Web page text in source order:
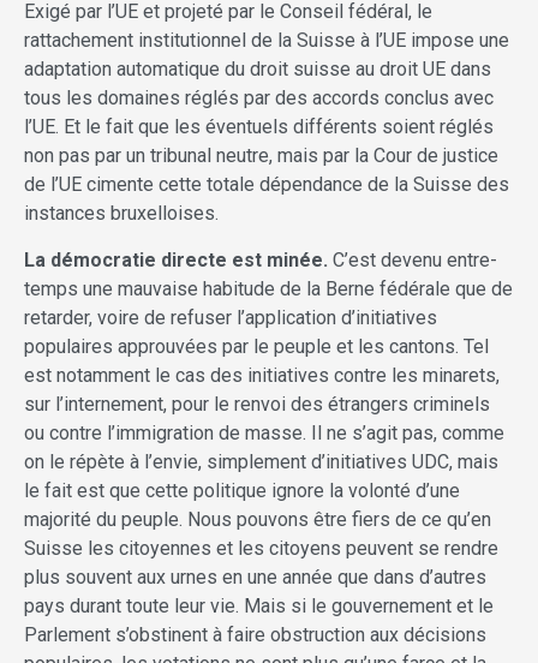
Exigé par l’UE et projeté par le Conseil fédéral, le
rattachement institutionnel de la Suisse à l’UE impose une
adaptation automatique du droit suisse au droit UE dans
tous les domaines réglés par des accords conclus avec
l’UE. Et le fait que les éventuels différents soient réglés
non pas par un tribunal neutre, mais par la Cour de justice
de l’UE cimente cette totale dépendance de la Suisse des
instances bruxelloises.
La démocratie directe est minée. C’est devenu entre-
temps une mauvaise habitude de la Berne fédérale que de
retarder, voire de refuser l’application d’initiatives
populaires approuvées par le peuple et les cantons. Tel
est notamment le cas des initiatives contre les minarets,
sur l’internement, pour le renvoi des étrangers criminels
ou contre l’immigration de masse. Il ne s’agit pas, comme
on le répète à l’envie, simplement d’initiatives UDC, mais
le fait est que cette politique ignore la volonté d’une
majorité du peuple. Nous pouvons être fiers de ce qu’en
Suisse les citoyennes et les citoyens peuvent se rendre
plus souvent aux urnes en une année que dans d’autres
pays durant toute leur vie. Mais si le gouvernement et le
Parlement s’obstinent à faire obstruction aux décisions